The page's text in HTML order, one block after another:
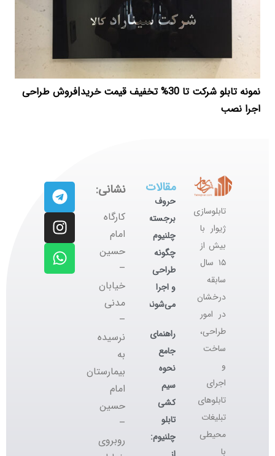
نمونه تابلو شرکت تا 30% تخفیف قیمت خرید|فروش طراحی
اجرا نصب
تابلوسازی
ژیوار با
بیش از
۱۵ سال
سابقه
درخشان
در امور
طراحی،
ساخت
و
اجرای
تابلوهای
تبلیغات
محیطی
با
مقالات
حروف
برجسته
چلنیوم
چگونه
طراحی
و اجرا
می‌شوند؟
راهنمای
جامع
نحوه
سیم
کشی
تابلو
چلنیوم:
نشانی:
کارگاه
‌امام
حسین
–
خیابان
مدنی
–
نرسیده
به
بیمارستان
امام
حسین
–
روبروی